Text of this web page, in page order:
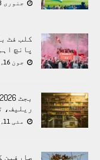
جنوری 23, 2026
کلب فٹ
پانچ
جون 16, 2025
ریلیف،
مئی 11, 2026
صارفین